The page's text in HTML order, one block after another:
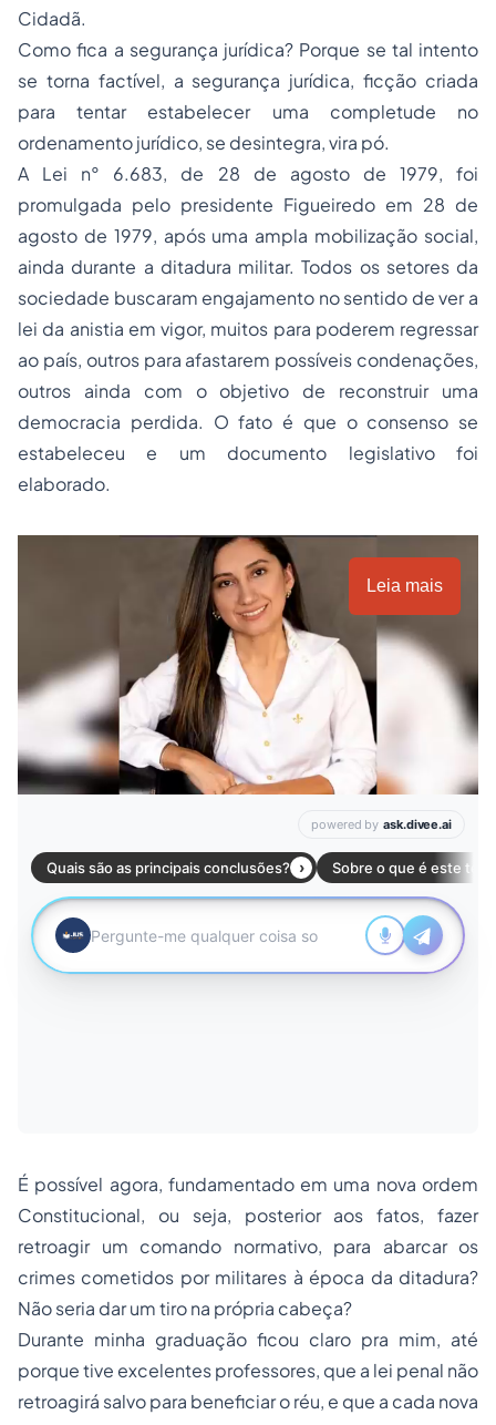
Cidadã.
Como fica a segurança jurídica? Porque se tal intento
se torna factível, a segurança jurídica, ficção criada
para tentar estabelecer uma completude no
ordenamento jurídico, se desintegra, vira pó.
A Lei n° 6.683, de 28 de agosto de 1979, foi
promulgada pelo presidente Figueiredo em 28 de
agosto de 1979, após uma ampla mobilização social,
ainda durante a ditadura militar. Todos os setores da
sociedade buscaram engajamento no sentido de ver a
lei da anistia em vigor, muitos para poderem regressar
ao país, outros para afastarem possíveis condenações,
outros ainda com o objetivo de reconstruir uma
democracia perdida. O fato é que o consenso se
estabeleceu e um documento legislativo foi
elaborado.
Leia mais
É possível agora, fundamentado em uma nova ordem
Constitucional, ou seja, posterior aos fatos, fazer
retroagir um comando normativo, para abarcar os
crimes cometidos por militares à época da ditadura?
Não seria dar um tiro na própria cabeça?
Durante minha graduação ficou claro pra mim, até
porque tive excelentes professores, que a lei penal não
retroagirá salvo para beneficiar o réu, e que a cada nova